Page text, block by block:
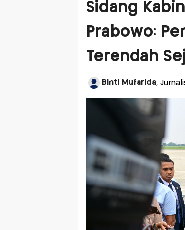
Sidang
Prabowo:
Terendah
Binti Mufarida,